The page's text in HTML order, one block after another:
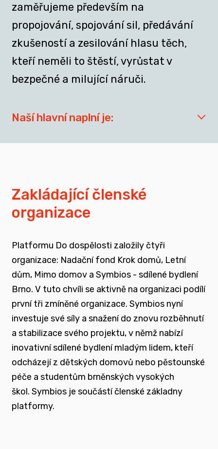
zaměřujeme především na
propojování, spojování sil, předávání
zkušeností a zesilování hlasu těch,
kteří neměli to štěstí, vyrůstat v
bezpečné a milující náruči.
Naší hlavní naplní je:
spojovat sílu hlasu nevládního sektoru v
zapojovat se do advokační činnosti, která
souvisí i se změnou legislativy a systému
jako takového
nést a podporovat sílu hlasu těch, kteří
vyrůstali mimo své biologické rodiny
rozvíjet dialog a vést kontruktivní debaty
spojené se změnou systému péče o
podporovat vzdělání a osvětu nejen u
Zakládající členské
organizace
Platformu Do dospělosti založily čtyři
organizace: Nadační fond Krok domů, Letní
dům, Mimo domov a Symbios - sdílené bydlení
Brno. V tuto chvíli se aktivně na organizaci podílí
první tři zmíněné organizace. Symbios nyní
investuje své síly a snažení do znovu rozběhnutí
a stabilizace svého projektu, v němž nabízí
inovativní sdílené bydlení mladým lidem, kteří
odcházejí z dětských domovů nebo pěstounské
péče a studentům brněnských vysokých
škol. Symbios je součástí členské základny
platformy.